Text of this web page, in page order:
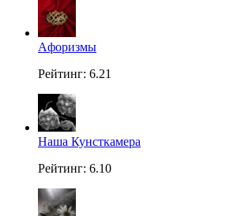
Aфоризмы
Рейтинг: 6.21
Наша Кунсткамера
Рейтинг: 6.10